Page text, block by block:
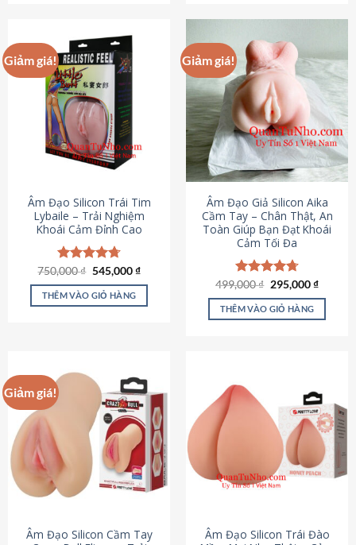
Giảm giá!
Âm Đạo Silicon Trái Tim
Lybaile – Trải Nghiệm
Khoái Cảm Đỉnh Cao
Được xếp
hạng4.70
5 sao
750,000₫ Giá
là:
750,000 ₫.
545,000₫Giá
tại
545,000 ₫.
THÊM VÀO GIỎ HÀNG
Giảm giá!
Âm Đạo Giả Silicon Aika
Cầm Tay – Chân Thật, An
Toàn Giúp Bạn Đạt Khoái
Cảm Tối Đa
Được xếp
hạng4.75
5 sao
499,000₫ Giá
là:
499,000 ₫.
295,000₫Giá
tại
THÊM VÀO GIỎ HÀNG
Giảm giá!
Âm Đạo Silicon Cầm Tay
Âm Đạo Silicon Trái Đào